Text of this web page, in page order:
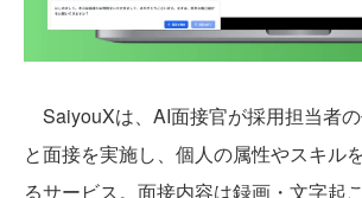
SaiyouXは、AI面接官が採用担当者
と面接を実施し、個人の属性やスキル
るサービス。面接内容は録画・文字起